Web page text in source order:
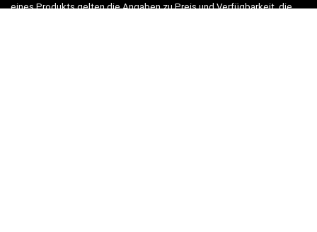
eines Produkts gelten die Angaben zu Preis und Verfügbarkeit, die